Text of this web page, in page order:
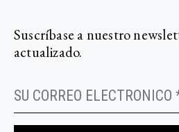
Suscríbase a nuestro
actualizado.